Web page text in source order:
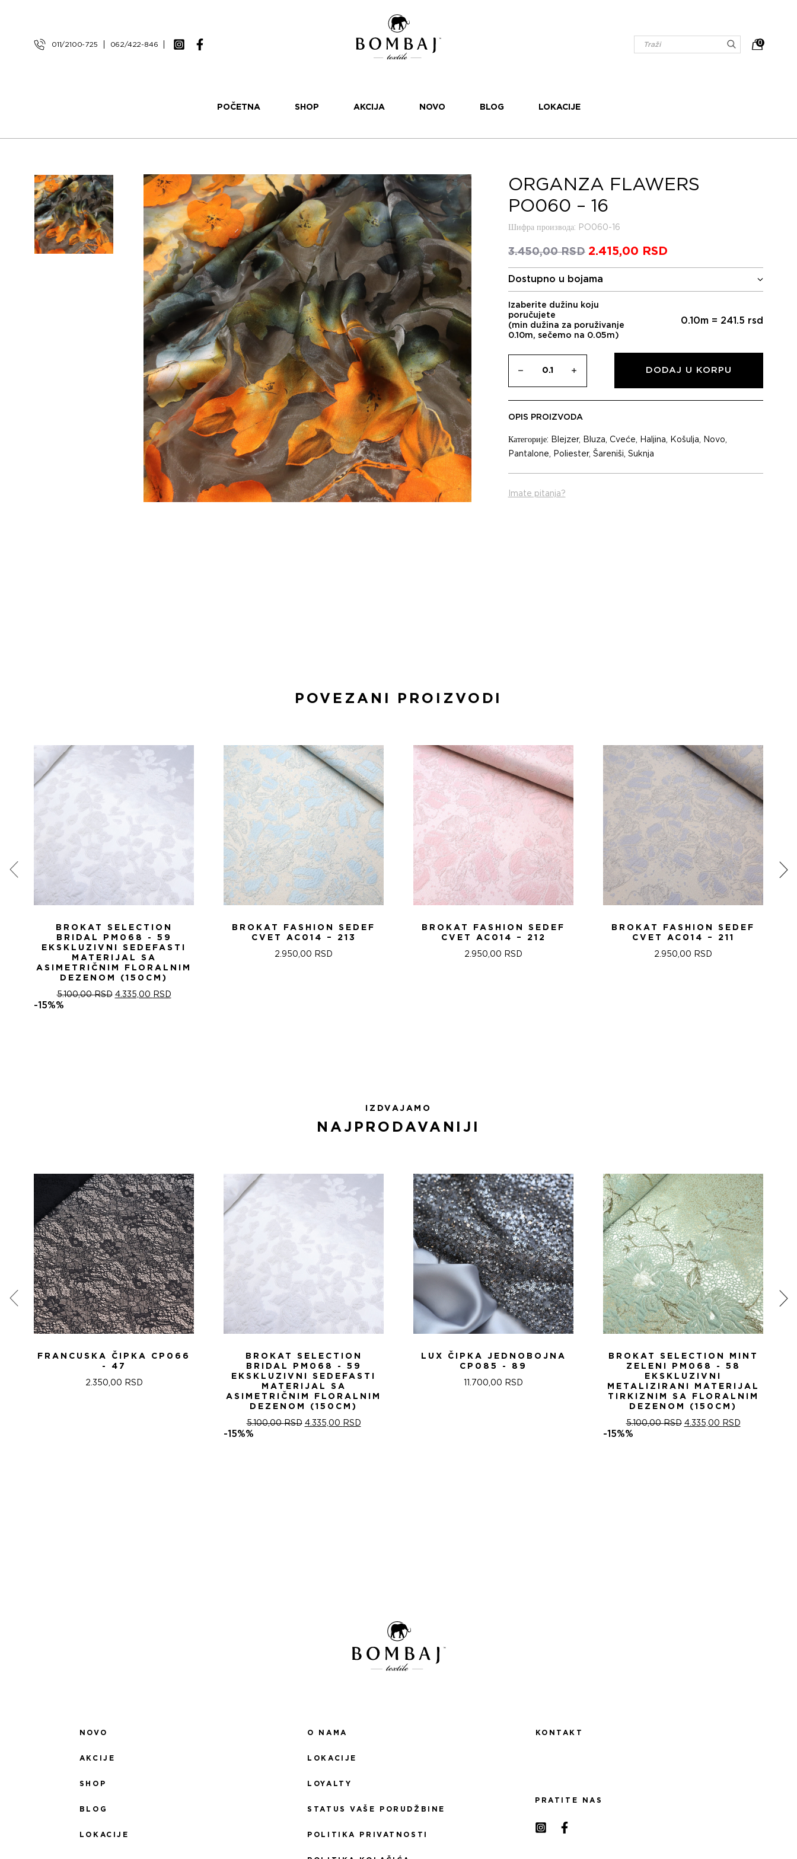
011/2100-725 062/422-846 0
POČETNA SHOP AKCIJA NOVO BLOG LOKACIJE
ORGANZA FLAWERS
PO060 – 16
Шифра производа: PO060-16
3.450,00RSD Оригинална
је
била:
3.450,00 RSD.
2.415,00 RSDТренутна
2.415,00 RSD.
Dostupno u bojama
Izaberite dužinu koju
poručujete
(min dužina za poruživanje
0.10m, sečemo na 0.05m)
0.10m = 241.5 rsd
DODAJ U KORPU
OPIS PROIZVODA
Категорије: Blejzer, Bluza, Cveće, Haljina, Košulja, Novo,
Pantalone, Poliester, Šareniši, Suknja
Imate pitanja?
POVEZANI PROIZVODI
BROKAT SELECTION
BRIDAL PM068 - 59
EKSKLUZIVNI SEDEFASTI
MATERIJAL SA
ASIMETRIČNIM FLORALNIM
DEZENOM (150CM)
5.100,00RSD ОРИГИНАЛНА
4.335,00 RSDТРЕНУТНА
-15%%
BROKAT FASHION SEDEF
CVET AC014 – 213
2.950,00 RSD
BROKAT FASHION SEDEF
CVET AC014 – 212
2.950,00 RSD
BROKAT FASHION SEDEF
CVET AC014 – 211
2.950,00 RSD
IZDVAJAMO
NAJPRODAVANIJI
FRANCUSKA ČIPKA CP066
- 47
2.350,00 RSD
BROKAT SELECTION
BRIDAL PM068 - 59
EKSKLUZIVNI SEDEFASTI
MATERIJAL SA
ASIMETRIČNIM FLORALNIM
DEZENOM (150CM)
5.100,00RSD ОРИГИНАЛНА
4.335,00 RSDТРЕНУТНА
-15%%
LUX ČIPKA JEDNOBOJNA
CP085 - 89
11.700,00 RSD
BROKAT SELECTION MINT
ZELENI PM068 - 58
EKSKLUZIVNI
METALIZIRANI MATERIJAL
TIRKIZNIM SA FLORALNIM
DEZENOM (150CM)
5.100,00RSD ОРИГИНАЛНА
4.335,00 RSDТРЕНУТНА
-15%%
NOVO
AKCIJE
SHOP
BLOG
LOKACIJE
O NAMA
LOKACIJE
LOYALTY
STATUS VAŠE PORUDŽBINE
POLITIKA PRIVATNOSTI
KONTAKT
PRATITE NAS